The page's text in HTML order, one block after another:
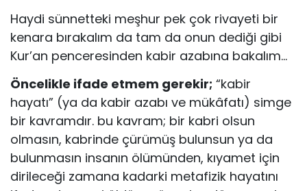
Haydi sünnetteki meşhur pek çok rivayeti bir
kenara bırakalım da tam da onun dediği gibi
Kur’an penceresinden kabir azabına bakalım…
Öncelikle ifade etmem gerekir; “kabir
hayatı” (ya da kabir azabı ve mükâfatı) simge
bir kavramdır. bu kavram; bir kabri olsun
olmasın, kabrinde çürümüş bulunsun ya da
bulunmasın insanın ölümünden, kıyamet için
dirileceği zamana kadarki metafizik hayatını